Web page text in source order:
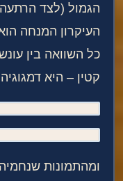
הגמול (לצד הרתעה
העיקרון המנחה
כל השוואה בין
קטין – היא
ומהתמונות